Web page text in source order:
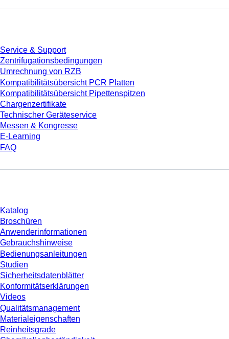
Service & Support
Zentrifugationsbedingungen
Umrechnung von RZB
Kompatibilitätsübersicht PCR Platten
Kompatibilitätsübersicht Pipettenspitzen
Chargenzertifikate
Technischer Geräteservice
Messen & Kongresse
E-Learning
FAQ
Katalog
Broschüren
Anwenderinformationen
Gebrauchshinweise
Bedienungsanleitungen
Studien
Sicherheitsdatenblätter
Konformitätserklärungen
Videos
Qualitätsmanagement
Materialeigenschaften
Reinheitsgrade